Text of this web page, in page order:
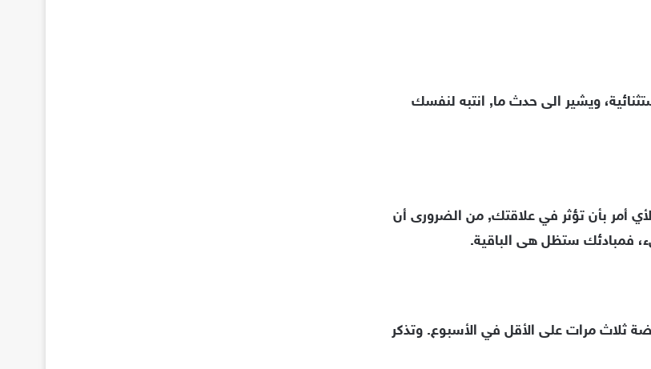
ويشير الى حدث ما, انتبه لنفسك
لأي أمر بأن تؤثر في علاقتك, من الضرورى أن
فمبادئك ستظل هى الباقية.
ثلاث مرات على الأقل في الأسبوع. وتذكر